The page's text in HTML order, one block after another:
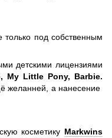
под собственным
детскими лицензиями
My Little Pony, Barbie.
желанней, а нанесение
косметику Markwins